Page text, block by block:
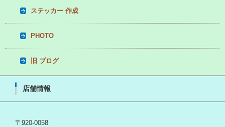
ステッカー 作成
PHOTO
旧 ブログ
店舗情報
〒920-0058